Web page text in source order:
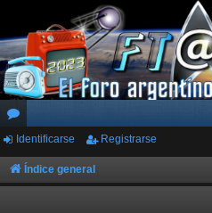
or
os
Identificarse Registrarse
Índice general